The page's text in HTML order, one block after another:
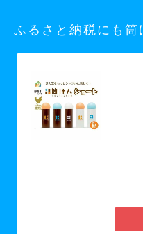
ふるさと納税にも筒